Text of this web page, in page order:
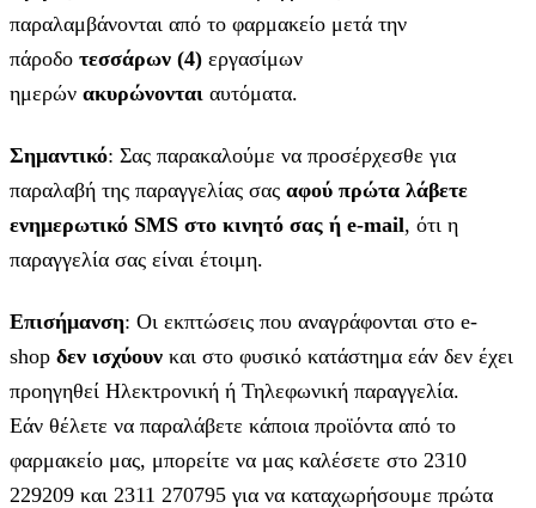
παραλαμβάνονται από το φαρμακείο μετά την
πάροδο τεσσάρων (4) εργασίμων
ημερών ακυρώνονται αυτόματα.
Σημαντικό: Σας παρακαλούμε να προσέρχεσθε για
παραλαβή της παραγγελίας σας αφού πρώτα λάβετε
ενημερωτικό SMS στο κινητό σας ή e-mail, ότι η
παραγγελία σας είναι έτοιμη.
Επισήμανση: Οι εκπτώσεις που αναγράφονται στο e-
shop δεν ισχύουν και στο φυσικό κατάστημα εάν δεν έχει
προηγηθεί Ηλεκτρονική ή Τηλεφωνική παραγγελία.
Εάν θέλετε να παραλάβετε κάποια προϊόντα από το
φαρμακείο μας, μπορείτε να μας καλέσετε στο 2310
229209 και 2311 270795 για να καταχωρήσουμε πρώτα